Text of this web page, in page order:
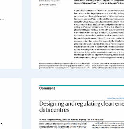
Liu, Xiao-Chen Yuan, Qiao-Mei